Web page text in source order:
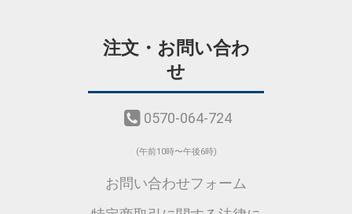
注文・お問い合わ
せ
0570-064-724
(午前10時〜午後6時)
お問い合わせフォーム